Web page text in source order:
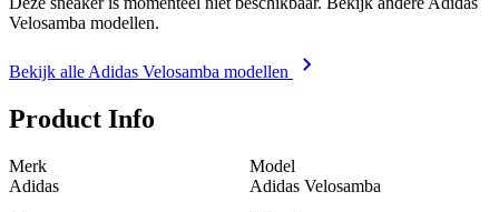
Velosamba modellen.
Bekijk alle Adidas Velosamba modellen
Product Info
Merk
Adidas
Model
Adidas Velosamba